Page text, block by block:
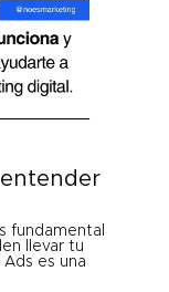
fundamental
llevar tu
es una